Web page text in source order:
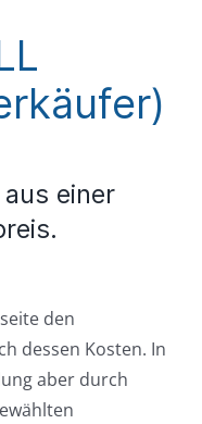
einer
den
dessen Kosten. In
aber durch